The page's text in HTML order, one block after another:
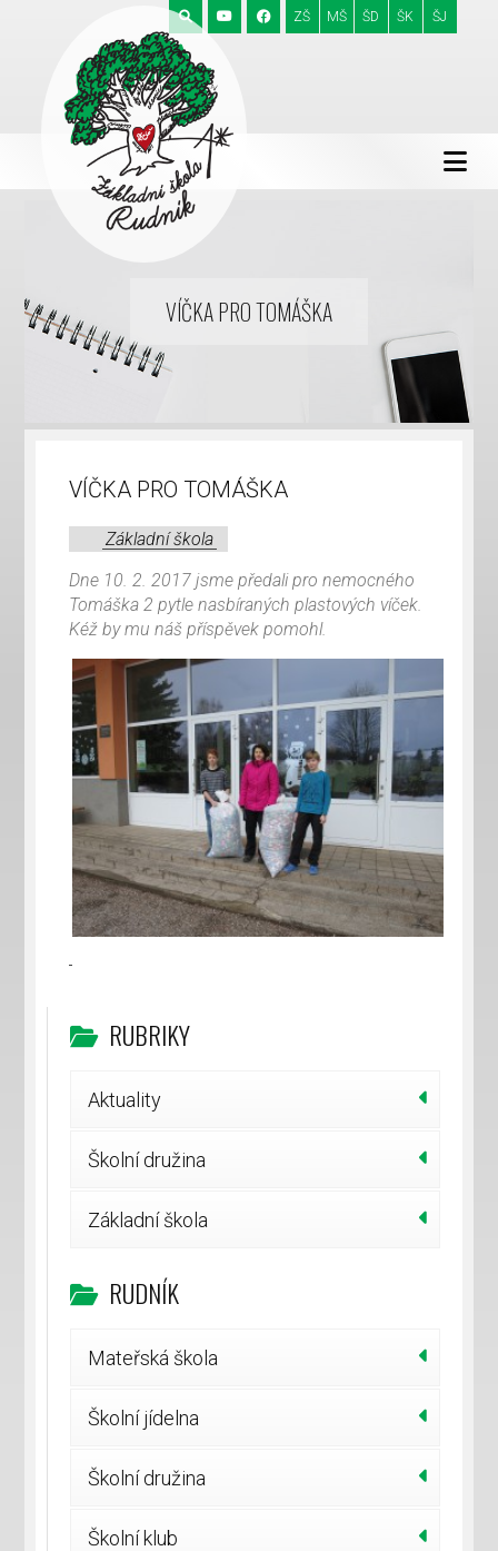
ZŠ MŠ ŠD ŠK ŠJ
VÍČKA PRO TOMÁŠKA
VÍČKA PRO TOMÁŠKA
Základní škola
Dne 10. 2. 2017 jsme předali pro nemocného
Tomáška 2 pytle nasbíraných plastových víček.
Kéž by mu náš příspěvek pomohl.
RUBRIKY
Aktuality
Školní družina
Základní škola
RUDNÍK
Mateřská škola
Školní jídelna
Školní družina
Školní klub